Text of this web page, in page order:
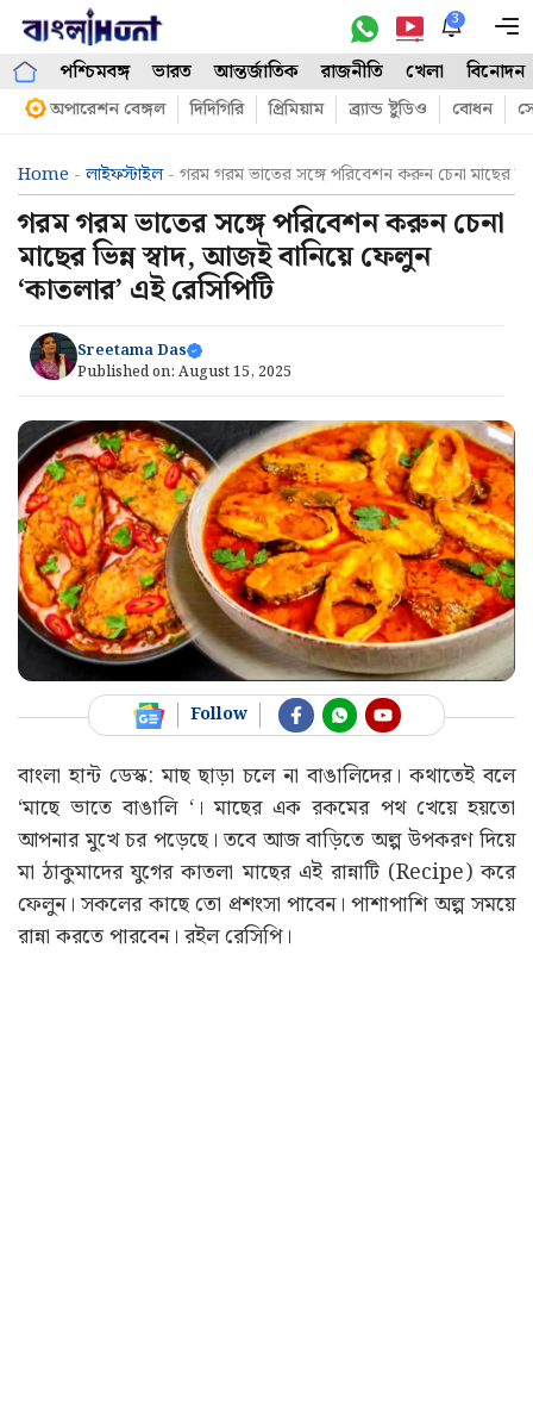
Skip
content
3
পশ্চিমবঙ্গ ভারত আন্তর্জাতিক রাজনীতি খেলা বিনোদন
অপারেশন বেঙ্গল দিদিগিরি প্রিমিয়াম ব্র্যান্ড ষ্টুডিও বোধন
Home - লাইফস্টাইল- গরম গরম ভাতের সঙ্গে পরিবেশন করুন চেনা মাছের
গরম গরম ভাতের সঙ্গে পরিবেশন করুন চেনা
মাছের ভিন্ন স্বাদ, আজই বানিয়ে ফেলুন
‘কাতলার’ এই রেসিপিটি
Sreetama Das
Published on: August 15, 2025
Follow
বাংলা হান্ট ডেস্ক: মাছ ছাড়া চলে না বাঙালিদের। কথাতেই বলে
‘মাছে ভাতে বাঙালি ‘। মাছের এক রকমের পথ খেয়ে হয়তো
আপনার মুখে চর পড়েছে। তবে আজ বাড়িতে অল্প উপকরণ দিয়ে
মা ঠাকুমাদের যুগের কাতলা মাছের এই রান্নাটি (Recipe) করে
ফেলুন। সকলের কাছে তো প্রশংসা পাবেন। পাশাপাশি অল্প সময়ে
রান্না করতে পারবেন। রইল রেসিপি।